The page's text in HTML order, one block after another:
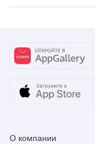
О компании